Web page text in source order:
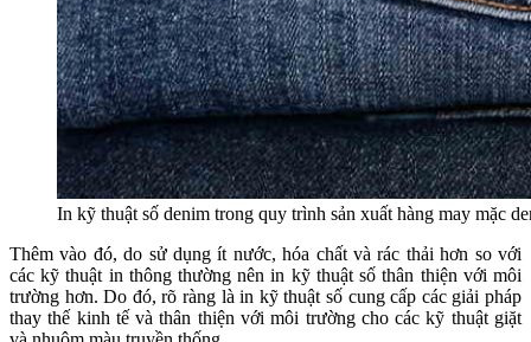
In kỹ thuật số denim trong quy trình sản xuất hàng may mặc
Thêm vào đó, do sử dụng ít nước, hóa chất và rác thải hơn so với
các kỹ thuật in thông thường nên in kỹ thuật số thân thiện với môi
trường hơn. Do đó, rõ ràng là in kỹ thuật số cung cấp các giải pháp
thay thế kinh tế và thân thiện với môi trường cho các kỹ thuật giặt